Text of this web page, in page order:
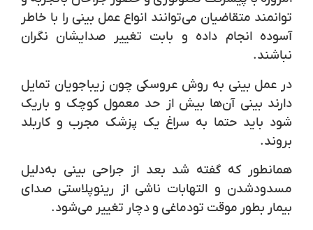
توانمند متقاضیان می‌توانند انواع عمل بینی را با خاطر
آسوده انجام داده و بابت تغییر صدایشان نگران
نباشند.
در عمل بینی به روش عروسکی چون زیباجویان تمایل
دارند بینی آن‌ها بیش از حد معمول کوچک و باریک
شود باید حتما به سراغ یک پزشک مجرب و کاربلد
بروند.
همانطور که گفته شد بعد از جراحی بینی به‌دلیل
مسدودشدن و التهابات ناشی از رینوپلاستی صدای
بیمار بطور موقت تودماغی و دچار تغییر می‌شود.